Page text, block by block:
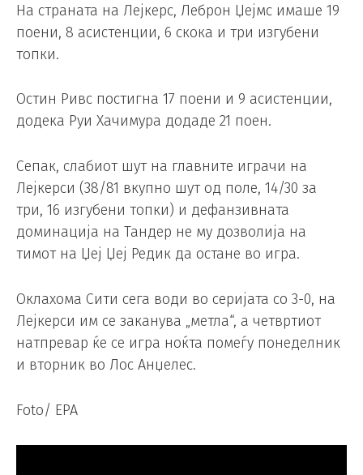
На страната на Лејкерс, Леброн Џејмс имаше 19
поени, 8 асистенции, 6 скока и три изгубени
топки.
Остин Ривс постигна 17 поени и 9 асистенции,
додека Руи Хачимура додаде 21 поен.
Сепак, слабиот шут на главните играчи на
Лејкерси (38/81 вкупно шут од поле, 14/30 за
три, 16 изгубени топки) и дефанзивната
доминација на Тандер не му дозволија на
тимот на Џеј Џеј Редик да остане во игра.
Оклахома Сити сега води во серијата со 3-0, на
Лејкерси им се заканува „метла“, а четвртиот
натпревар ќе се игра ноќта помеѓу понеделник
и вторник во Лос Анџелес.
Foto/ EPA